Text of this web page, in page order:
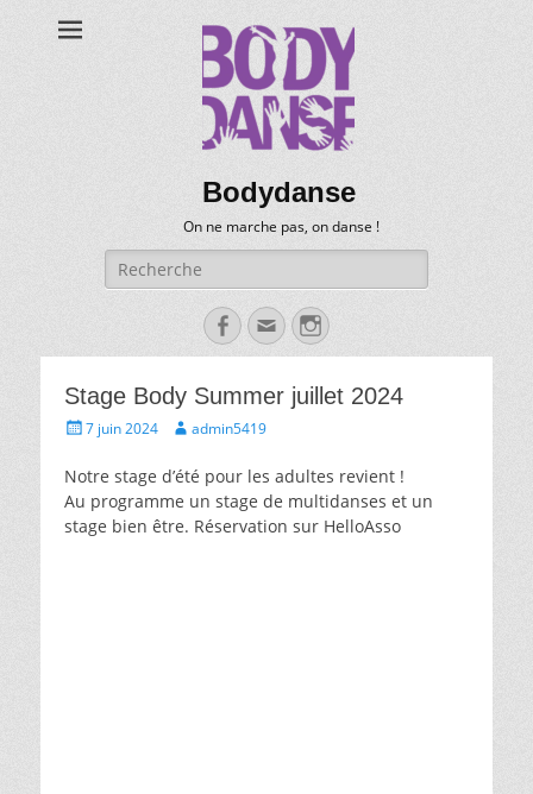
Bodydanse
On ne marche pas, on danse !
Recherche
pour:
Facebook
EmailInstagram
Stage Body Summer juillet 2024
Posté7 juin 2024 Auteur
admin5419
Notre stage d’été pour les adultes revient !
Au programme un stage de multidanses et un
stage bien être. Réservation sur HelloAsso